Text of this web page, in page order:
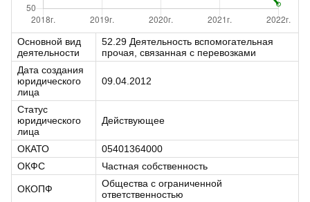
Основной вид
деятельности
52.29 Деятельность вспомогательная
прочая, связанная с перевозками
Дата создания
юридического
лица
09.04.2012
Статус
юридического
лица
Действующее
ОКАТО
05401364000
ОКФС
Частная собственность
ОКОПФ
Общества с ограниченной
ответственностью